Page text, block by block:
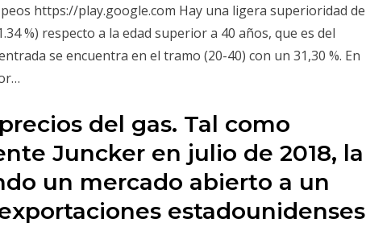
https://play.google.com Hay una ligera superioridad de
%) respecto a la edad superior a 40 años, que es del
se encuentra en el tramo (20-40) con un 31,30 %. En
del gas. Tal como
Juncker en julio de 2018, la
un mercado abierto a un
estadounidenses